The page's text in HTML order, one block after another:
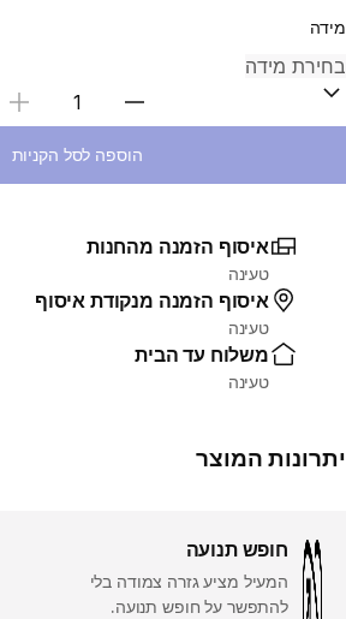
מידה
בחירת כמות
הוספה לסל הקניות
איסוף הזמנה מהחנות
טעינה
איסוף הזמנה מנקודת איסוף
טעינה
משלוח עד הבית
טעינה
יתרונות המוצר
חופש תנועה
המעיל מציע גזרה צמודה בלי
להתפשר על חופש תנועה.